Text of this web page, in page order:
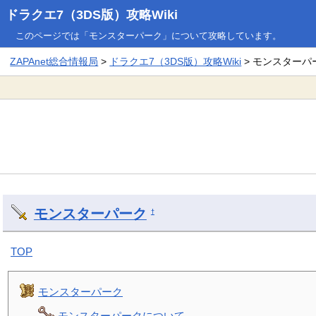
ドラクエ7（3DS版）攻略Wiki
このページでは「モンスターパーク」について攻略しています。
ZAPAnet総合情報局 > ドラクエ7（3DS版）攻略Wiki > モンスターパ
モンスターパーク †
TOP
モンスターパーク